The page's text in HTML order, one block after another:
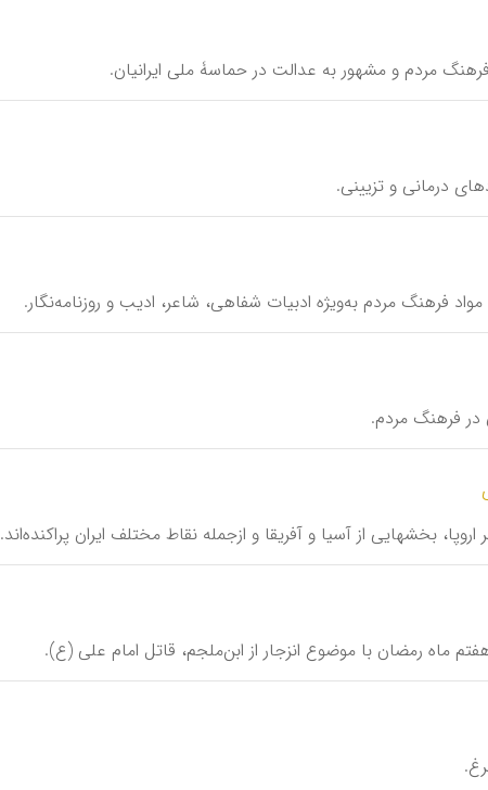
مردم و مشهور به عدالت در حماسۀ ملی ایرانیان.
درمانی و تزیینی.
فرهنگ مردم به‌ویژه ادبیات شفاهی، شاعر، ادیب و روزنامه‌نگار.
در فرهنگ مردم.
بخشهایی از آسیا و آفریقا و ازجمله نقاط مختلف ایران پراکنده‌اند.
ماه رمضان با موضوع انزجار از ابن‌ملجم، قاتل امام علی (ع).